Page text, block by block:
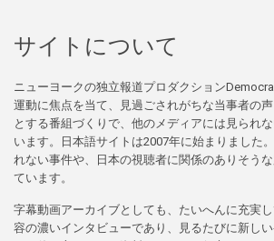
サイトについて
ニューヨークの独立報道プロダクション
運動に焦点を当て、見過ごされがちな当事者の
とする番組づくりで、他のメディアには見られ
います。日本語サイトは2007年に始まりました
れない事件や、日本の視聴者に関係のありそう
ています。
字幕動画アーカイブとしても、たいへんに充実
容の濃いインタビューであり、見るたびに新し